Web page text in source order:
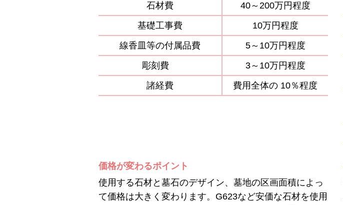
石材費
40～200万円程度
基礎工事費
10万円程度
線香皿等の付属品費
5～10万円程度
彫刻費
3～10万円程度
諸経費
費用全体の 10％程度
価格が変わるポイント
使用する石材と墓石のデザイン、墓地の区画面積によっ
て価格は大きく変わります。G623など安価な石材を使用